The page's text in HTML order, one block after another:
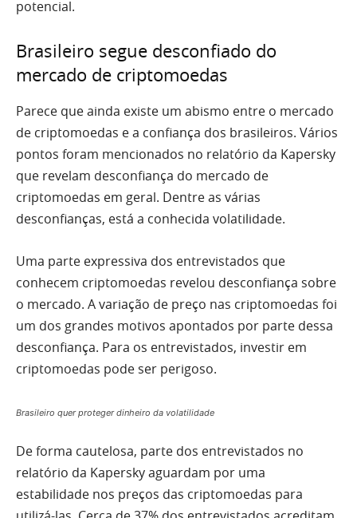
potencial.
Brasileiro segue desconfiado do
mercado de criptomoedas
Parece que ainda existe um abismo entre o mercado
de criptomoedas e a confiança dos brasileiros. Vários
pontos foram mencionados no relatório da Kapersky
que revelam desconfiança do mercado de
criptomoedas em geral. Dentre as várias
desconfianças, está a conhecida volatilidade.
Uma parte expressiva dos entrevistados que
conhecem criptomoedas revelou desconfiança sobre
o mercado. A variação de preço nas criptomoedas foi
um dos grandes motivos apontados por parte dessa
desconfiança. Para os entrevistados, investir em
criptomoedas pode ser perigoso.
Brasileiro quer proteger dinheiro da volatilidade
De forma cautelosa, parte dos entrevistados no
relatório da Kapersky aguardam por uma
estabilidade nos preços das criptomoedas para